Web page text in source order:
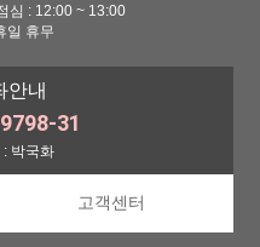
심 : 12:00 ~ 13:00
일 휴무
안내
31
: 박국화
고객센터